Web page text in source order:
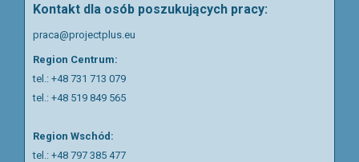
Kontakt dla osób poszukujących pracy:
praca@projectplus.eu
Region Centrum:
tel.: +48 731 713 079
tel.: +48 519 849 565
Region Wschód:
tel.: +48 797 385 477